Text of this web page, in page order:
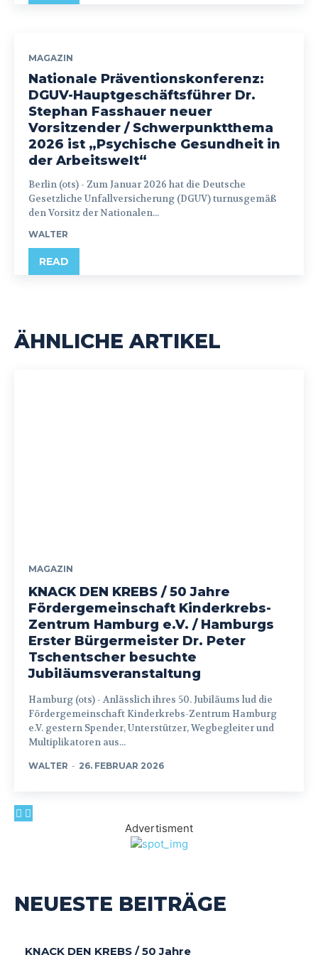
MAGAZIN
Nationale Präventionskonferenz:
DGUV-Hauptgeschäftsführer Dr.
Stephan Fasshauer neuer
Vorsitzender / Schwerpunktthema
2026 ist „Psychische Gesundheit in
der Arbeitswelt“
Berlin (ots) - Zum Januar 2026 hat die Deutsche
Gesetzliche Unfallversicherung (DGUV) turnusgemäß
den Vorsitz der Nationalen...
WALTER
READ
ÄHNLICHE ARTIKEL
MAGAZIN
KNACK DEN KREBS / 50 Jahre
Fördergemeinschaft Kinderkrebs-
Zentrum Hamburg e.V. / Hamburgs
Erster Bürgermeister Dr. Peter
Tschentscher besuchte
Jubiläumsveranstaltung
Hamburg (ots) - Anlässlich ihres 50. Jubiläums lud die
Fördergemeinschaft Kinderkrebs-Zentrum Hamburg
e.V. gestern Spender, Unterstützer, Wegbegleiter und
Multiplikatoren aus...
WALTER - 26. FEBRUAR 2026
Advertisment
NEUESTE BEITRÄGE
KNACK DEN KREBS / 50 Jahre